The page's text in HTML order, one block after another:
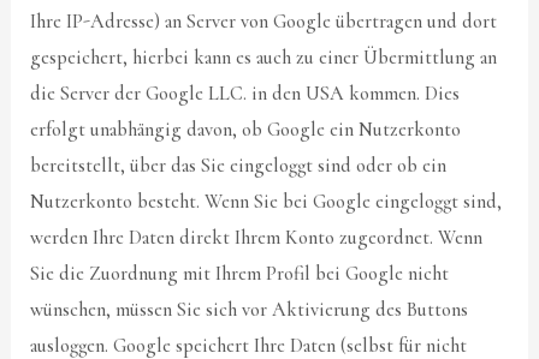
Ihre IP-Adresse) an Server von Google übertragen und dort
gespeichert, hierbei kann es auch zu einer Übermittlung an
die Server der Google LLC. in den USA kommen. Dies
erfolgt unabhängig davon, ob Google ein Nutzerkonto
bereitstellt, über das Sie eingeloggt sind oder ob ein
Nutzerkonto besteht. Wenn Sie bei Google eingeloggt sind,
werden Ihre Daten direkt Ihrem Konto zugeordnet. Wenn
Sie die Zuordnung mit Ihrem Profil bei Google nicht
wünschen, müssen Sie sich vor Aktivierung des Buttons
ausloggen. Google speichert Ihre Daten (selbst für nicht